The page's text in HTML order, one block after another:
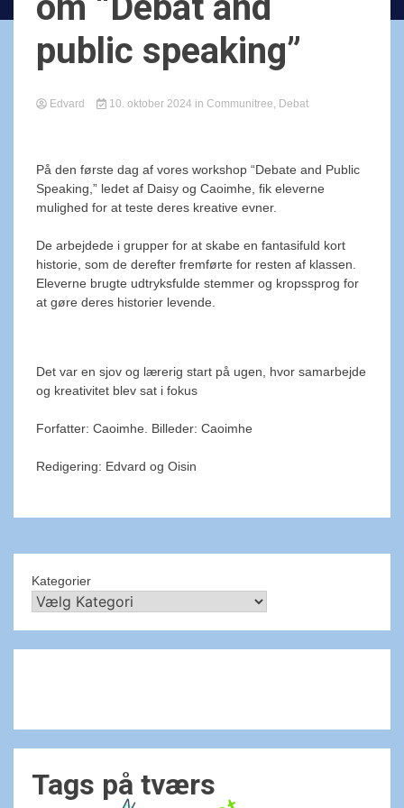
public speaking”
Edvard 10. oktober 2024 in Communitree, Debat
På den første dag af vores workshop “Debate and Public
Speaking,” ledet af Daisy og Caoimhe, fik eleverne
mulighed for at teste deres kreative evner.
De arbejdede i grupper for at skabe en fantasifuld kort
historie, som de derefter fremførte for resten af klassen.
Eleverne brugte udtryksfulde stemmer og kropssprog for
at gøre deres historier levende.
Det var en sjov og lærerig start på ugen, hvor samarbejde
og kreativitet blev sat i fokus
Forfatter: Caoimhe. Billeder: Caoimhe
Redigering: Edvard og Oisin
Kategorier
Tags på tværs